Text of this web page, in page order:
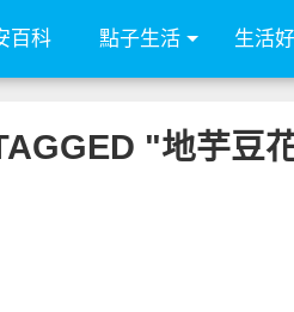
百科 點子生活 生活
"地芋豆